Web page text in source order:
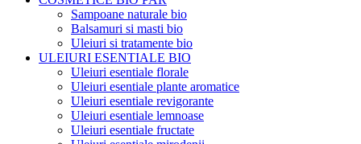
Sampoane naturale bio
Balsamuri si masti bio
Uleiuri si tratamente bio
ULEIURI ESENTIALE BIO
Uleiuri esentiale florale
Uleiuri esentiale plante aromatice
Uleiuri esentiale revigorante
Uleiuri esentiale lemnoase
Uleiuri esentiale fructate